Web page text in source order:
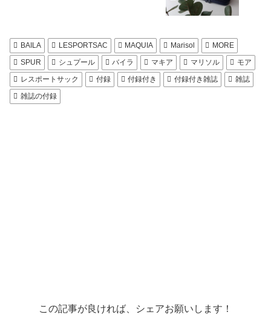
BAILA LESPORTSAC MAQUIA Marisol
MORE
SPUR
シュプール バイラ マキア マリソル
モア
レスポートサック
付録 付録付き 付録付き雑誌
雑誌
雑誌の付録
この記事が良ければ、シェアお願いします！